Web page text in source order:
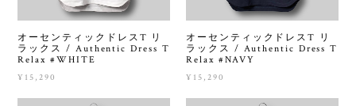
オーセンティックドレスT リ
ラックス / Authentic Dress T
Relax #WHITE
¥15,290
オーセンティックドレスT リ
ラックス / Authentic Dress T
Relax #NAVY
¥15,290